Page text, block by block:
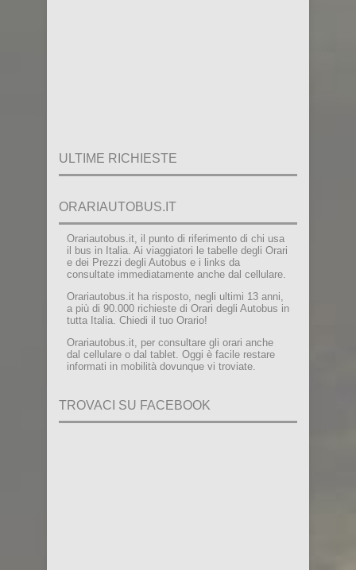
ULTIME RICHIESTE
ORARIAUTOBUS.IT
Orariautobus.it, il punto di riferimento di chi usa
il bus in Italia. Ai viaggiatori le tabelle degli Orari
e dei Prezzi degli Autobus e i links da
consultate immediatamente anche dal cellulare.
Orariautobus.it ha risposto, negli ultimi 13 anni,
a più di 90.000 richieste di Orari degli Autobus in
tutta Italia. Chiedi il tuo Orario!
Orariautobus.it, per consultare gli orari anche
dal cellulare o dal tablet. Oggi è facile restare
informati in mobilità dovunque vi troviate.
TROVACI SU FACEBOOK